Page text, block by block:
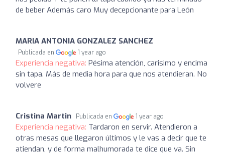
de beber Además caro Muy decepcionante para León
MARIA ANTONIA GONZALEZ SANCHEZ
Publicada en 1 year ago
Experiencia negativa: Pésima atención, carisimo y encima
sin tapa. Más de media hora para que nos atendieran. No
volvere
Cristina Martin Publicada en 1 year ago
Experiencia negativa: Tardaron en servir. Atendieron a
otras mesas que llegaron últimos y le vas a decir que te
atiendan, y de forma malhumorada te dice que va. Sin